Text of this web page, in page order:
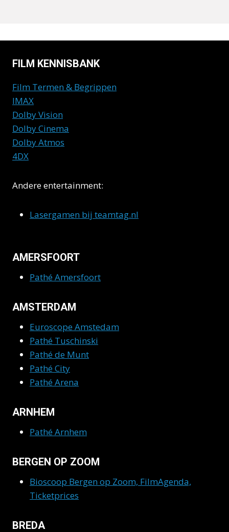
FILM KENNISBANK
Film Termen & Begrippen
IMAX
Dolby Vision
Dolby Cinema
Dolby Atmos
4DX
Andere entertainment:
Lasergamen bij teamtag.nl
AMERSFOORT
Pathé Amersfoort
AMSTERDAM
Euroscope Amstedam
Pathé Tuschinski
Pathé de Munt
Pathé City
Pathé Arena
ARNHEM
Pathé Arnhem
BERGEN OP ZOOM
Bioscoop Bergen op Zoom, FilmAgenda,
Ticketprices
BREDA